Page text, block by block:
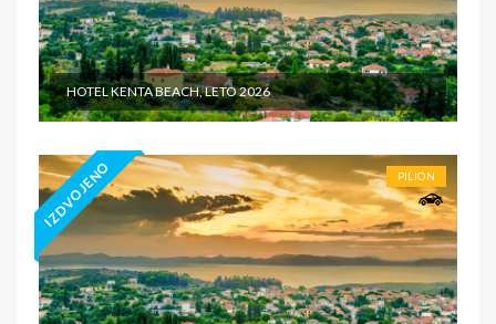
HOTEL KENTA BEACH, LETO 2026
IZDVOJENO PILION